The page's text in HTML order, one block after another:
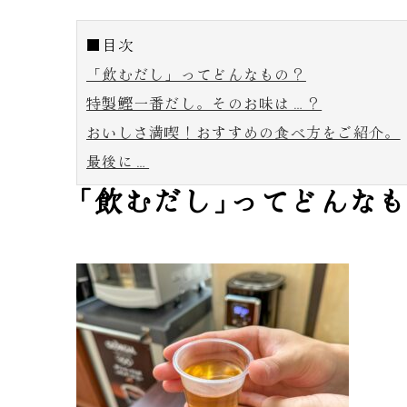
■目次
「飲むだし」ってどんなもの？
特製鰹一番だし。そのお味は…？
おいしさ満喫！おすすめの食べ方をご紹介。
最後に…
「飲むだし」ってどんな